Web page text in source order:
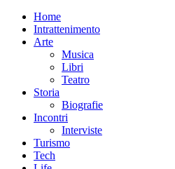
Home
Intrattenimento
Arte
Musica
Libri
Teatro
Storia
Biografie
Incontri
Interviste
Turismo
Tech